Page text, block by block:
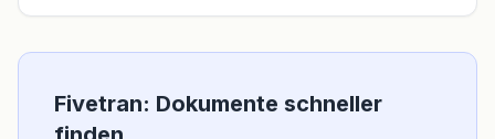
Fivetran: Dokumente schneller